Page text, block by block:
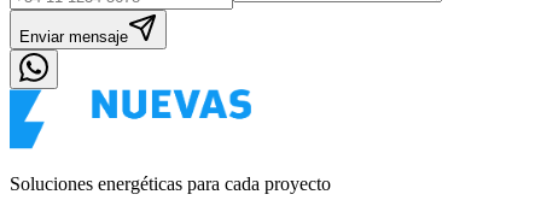
Enviar mensaje
Soluciones energéticas para cada proyecto